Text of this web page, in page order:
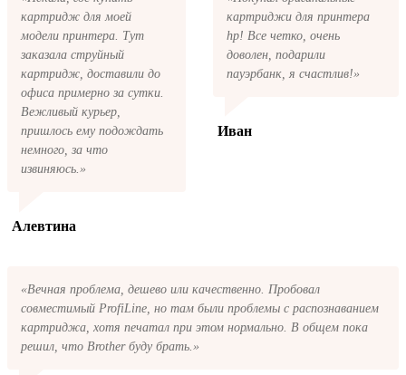
возможно, чтобы оформить доставку. Если
вы не получили письмо с копией заказа,
пожалуйста, свяжитесь с нами через сервис
обратная связь, или позвоните.
картридж для моей
модели принтера. Тут
заказала струйный
картридж, доставили до
офиса примерно за сутки.
Вежливый курьер,
пришлось ему подождать
немного, за что
извиняюсь.»
Алевтина
картриджи для принтера
hp! Все четко, очень
доволен, подарили
пауэрбанк, я счастлив!»
Иван
«Вечная проблема, дешево или качественно. Пробовал
совместимый ProfiLine, но там были проблемы с распознаванием
картриджа, хотя печатал при этом нормально. В общем пока
решил, что Brother буду брать.»